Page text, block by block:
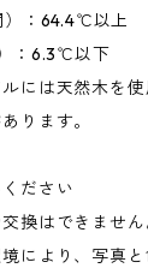
）：64.4℃以上
：6.3℃以下
には天然木を
ります。
ださい
換はできません
により、写真